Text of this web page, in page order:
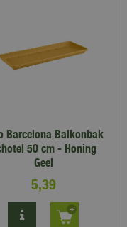
Barcelona Balkonbak
50 cm - Honing
Geel
5,39